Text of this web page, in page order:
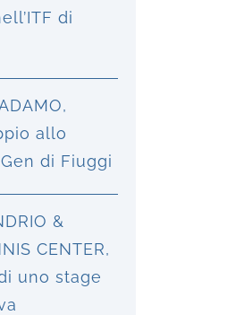
di
allo
di Fiuggi
&
CENTER,
uno stage